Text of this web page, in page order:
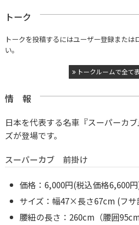
トーク
トークを投稿するにはユーザー登録または
い。
トークルームで全て
情 報
日本を代表する名車『スーパーカ
ズが登場です。
スーパーカブ 前掛け
価格：6,000円(税込価格6,600
サイズ：幅47×長さ67cm (フサ
腰紐の長さ：260cm（腰囲